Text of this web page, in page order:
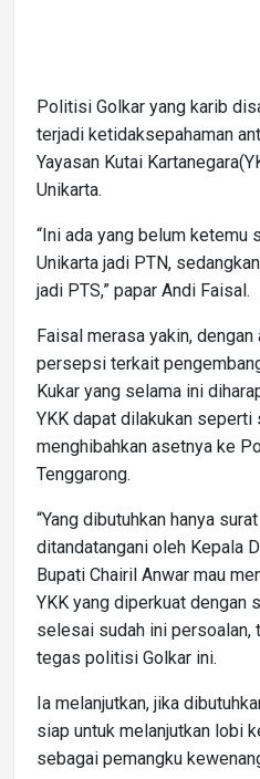
Politisi Golkar yang karib
terjadi ketidaksepahaman
Yayasan Kutai
Unikarta.
“Ini ada yang belum ketemu
Unikarta jadi PTN,
jadi PTS,” papar Andi Faisal.
Faisal merasa yakin, dengan
persepsi terkait
Kukar yang selama ini
YKK dapat dilakukan seperti
menghibahkan asetnya ke
Tenggarong.
“Yang dibutuhkan hanya
ditandatangani oleh Kepala
Bupati Chairil Anwar mau
YKK yang diperkuat dengan
selesai sudah ini persoalan,
tegas politisi Golkar ini.
Ia melanjutkan, jika
siap untuk melanjutkan lobi
sebagai pemangku